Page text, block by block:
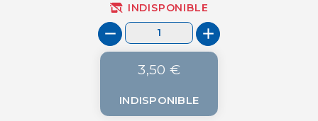
INDISPONIBLE
3,50 €
INDISPONIBLE